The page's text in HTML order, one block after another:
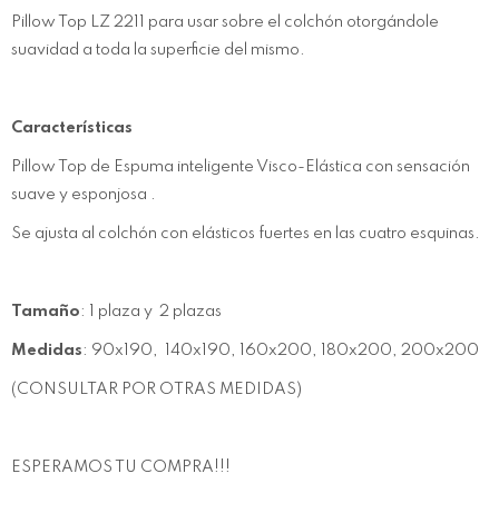
Pillow Top LZ 2211 para usar sobre el colchón otorgándole
suavidad a toda la superficie del mismo.
Características
Pillow Top de Espuma inteligente Visco-Elástica con sensación
suave y esponjosa .
Se ajusta al colchón con elásticos fuertes en las cuatro esquinas.
Tamaño : 1 plaza y 2 plazas
Medidas : 90x190, 140x190, 160x200, 180x200, 200x200
(CONSULTAR POR OTRAS MEDIDAS)
ESPERAMOS TU COMPRA!!!